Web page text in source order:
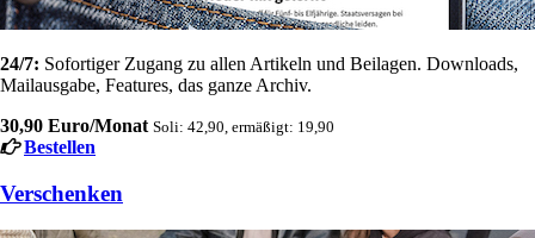
24/7: Sofortiger Zugang zu allen Artikeln und Beilagen. Downloads,
Mailausgabe, Features, das ganze Archiv.
30,90 Euro/Monat Soli: 42,90, ermäßigt: 19,90
Bestellen
Verschenken